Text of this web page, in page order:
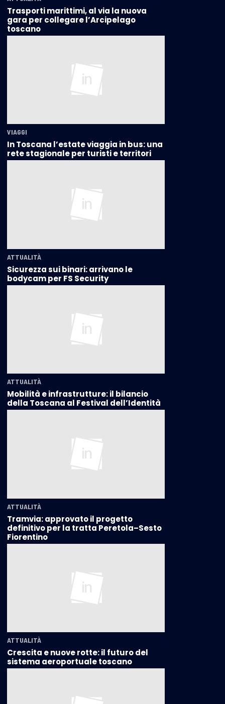
Trasporti marittimi, al via la nuova
gara per collegare l’Arcipelago
toscano
VIAGGI
In Toscana l’estate viaggia in bus: una
rete stagionale per turisti e territori
ATTUALITÀ
Sicurezza sui binari: arrivano le
bodycam per FS Security
ATTUALITÀ
Mobilità e infrastrutture: il bilancio
della Toscana al Festival dell’Identità
ATTUALITÀ
Tramvia: approvato il progetto
definitivo per la tratta Peretola–Sesto
Fiorentino
ATTUALITÀ
Crescita e nuove rotte: il futuro del
sistema aeroportuale toscano